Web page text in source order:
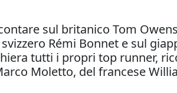
sul britanico Tom
Rémi Bonnet e sul
tutti i propri top runner,
Moletto, del francese